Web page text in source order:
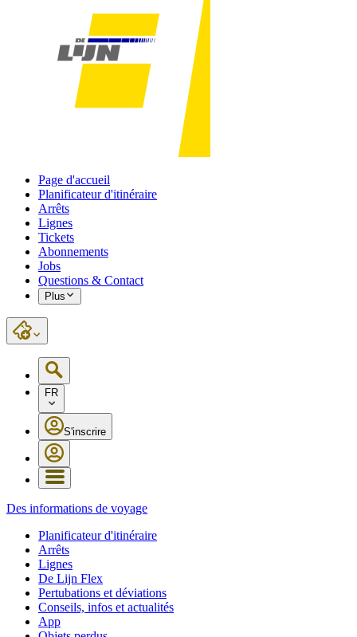
Page d'accueil
Planificateur d'itinéraire
Arrêts
Lignes
Tickets
Abonnements
Jobs
Questions & Contact
Plus
FR
S'inscrire
Des informations de voyage
Planificateur d'itinéraire
Arrêts
Lignes
De Lijn Flex
Pertubations et déviations
Conseils, infos et actualités
App